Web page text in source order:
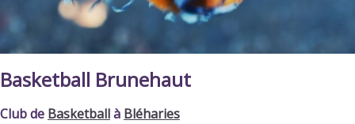
Basketball Brunehaut
Club de Basketballà Bléharies